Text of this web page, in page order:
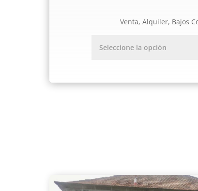
Venta, Alquiler, Bajos